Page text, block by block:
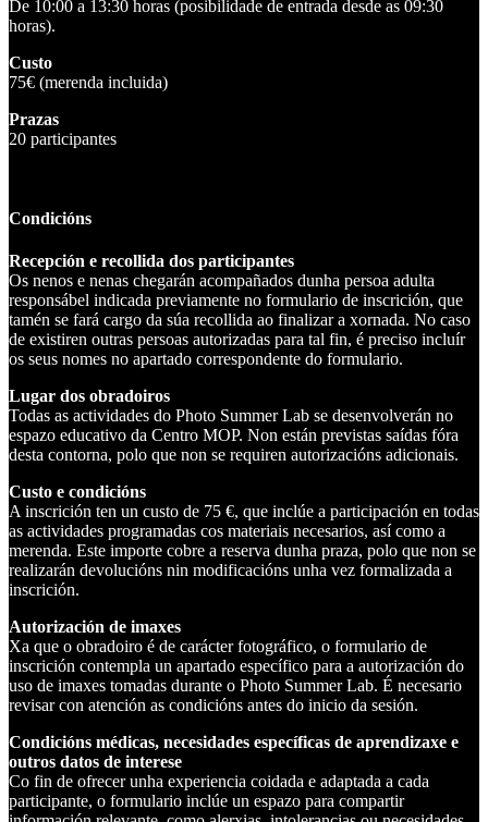
De 10:00 a 13:30 horas (posibilidade de entrada desde as 09:30
horas).
Custo
75€ (merenda incluida)
Prazas
20 participantes
Condicións
Recepción e recollida dos participantes‌
Os nenos e nenas chegarán acompañados dunha persoa adulta
responsábel indicada previamente no formulario de inscrición, que
tamén se fará cargo da súa recollida ao finalizar a xornada. No caso
de existiren outras persoas autorizadas para tal fin, é preciso incluír
os seus nomes no apartado correspondente do formulario.
Lugar dos obradoiros‌‌‍
Todas as actividades do Photo Summer Lab se desenvolverán no
espazo educativo da Centro MOP. Non están previstas saídas fóra
desta contorna, polo que non se requiren autorizacións adicionais.
Custo e condicións‍
A inscrición ten un custo de 75 €, que inclúe a participación en todas
as actividades programadas cos materiais necesarios, así como a
merenda. Este importe cobre a reserva dunha praza, polo que non se
realizarán devolucións nin modificacións unha vez formalizada a
inscrición.
Autorización de imaxes
​‌​Xa que o obradoiro é de carácter fotográfico, o formulario de
inscrición contempla un apartado específico para a autorización do
uso de imaxes tomadas durante o Photo Summer Lab. É necesario
revisar con atención as condicións antes do inicio da sesión.
Condicións médicas, necesidades específicas de aprendizaxe e
outros datos de interese
Co fin de ofrecer unha experiencia coidada e adaptada a cada
participante, o formulario inclúe un espazo para compartir